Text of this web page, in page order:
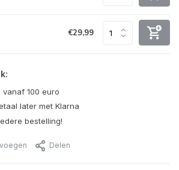
€29,99
100 euro
later met Klarna
bestelling!
Delen